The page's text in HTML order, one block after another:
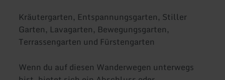
Kräutergarten, Entspannungsgarten, Stiller
Garten, Lavagarten, Bewegungsgarten,
Terrassengarten und Fürstengarten
Wenn du auf diesen Wanderwegen unterwegs